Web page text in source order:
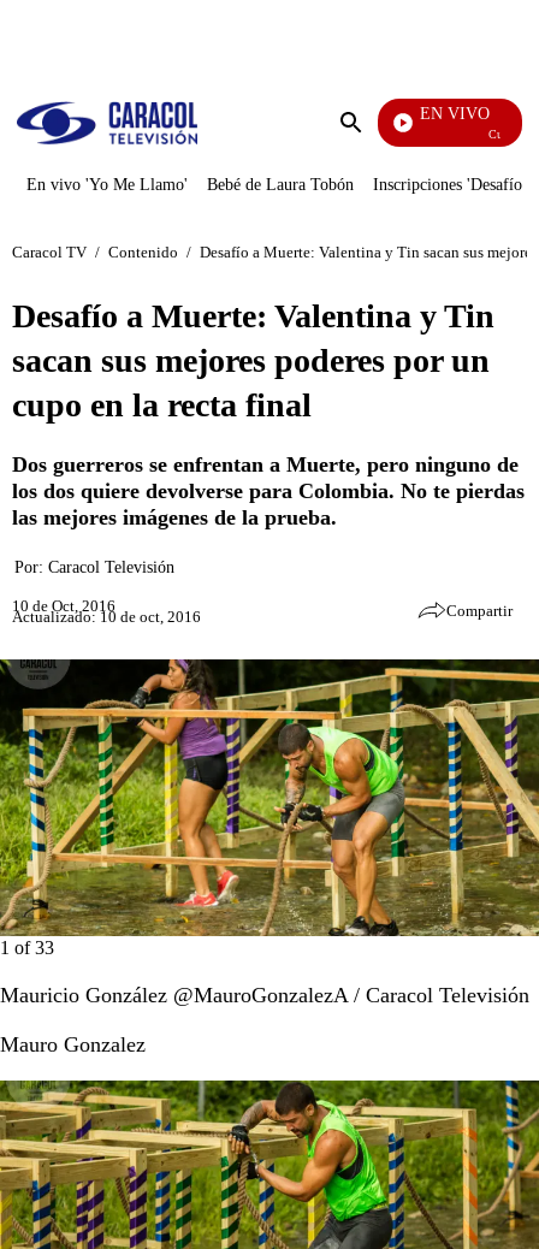
Enviar
EN VIVO
Cuentos De Los
En vivo 'Yo Me Llamo' Bebé de Laura Tobón Inscripciones 'Desafío'
Caracol TV / Contenido / Desafío a Muerte: Valentina y Tin sacan sus
Desafío a Muerte: Valentina y Tin
sacan sus mejores poderes por un
cupo en la recta final
Dos guerreros se enfrentan a Muerte, pero ninguno de
los dos quiere devolverse para Colombia. No te pierdas
las mejores imágenes de la prueba.
Por: Caracol Televisión
10 de Oct, 2016
Actualizado: 10 de oct, 2016 Compartir
1 of33
Mauricio González @MauroGonzalezA / Caracol Televisión
Mauro Gonzalez